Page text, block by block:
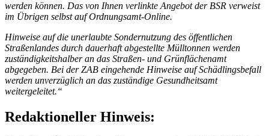
werden können. Das von Ihnen verlinkte Angebot der BSR verweist
im Übrigen selbst auf Ordnungsamt-Online.
Hinweise auf die unerlaubte Sondernutzung des öffentlichen
Straßenlandes durch dauerhaft abgestellte Mülltonnen werden
zuständigkeitshalber an das Straßen- und Grünflächenamt
abgegeben. Bei der ZAB eingehende Hinweise auf Schädlingsbefall
werden unverzüglich an das zuständige Gesundheitsamt
weitergeleitet.“
Redaktioneller Hinweis: